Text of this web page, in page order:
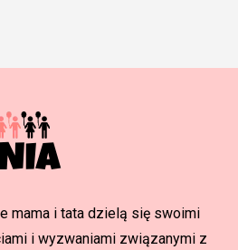
mama i tata dzielą się swoimi
i wyzwaniami związanymi z